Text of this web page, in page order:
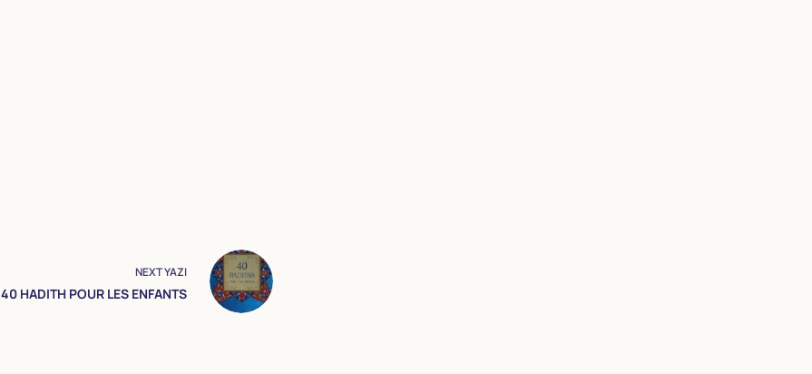
NEXTYAZI
40 HADITH POUR LES ENFANTS